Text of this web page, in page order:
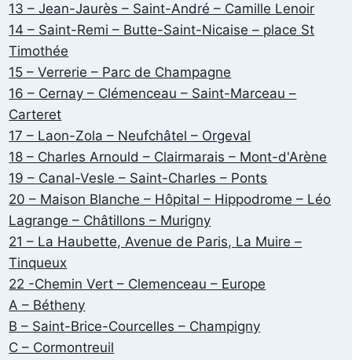
13 – Jean-Jaurès – Saint-André – Camille Lenoir
14 – Saint-Remi – Butte-Saint-Nicaise – place St
Timothée
15 – Verrerie – Parc de Champagne
16 – Cernay – Clémenceau – Saint-Marceau –
Carteret
17 – Laon-Zola – Neufchâtel – Orgeval
18 – Charles Arnould – Clairmarais – Mont-d'Arène
19 – Canal-Vesle – Saint-Charles – Ponts
20 – Maison Blanche – Hôpital – Hippodrome – Léo
Lagrange – Châtillons – Murigny
21 – La Haubette, Avenue de Paris, La Muire –
Tinqueux
22 -Chemin Vert – Clemenceau – Europe
A – Bétheny
B – Saint-Brice-Courcelles – Champigny
C – Cormontreuil